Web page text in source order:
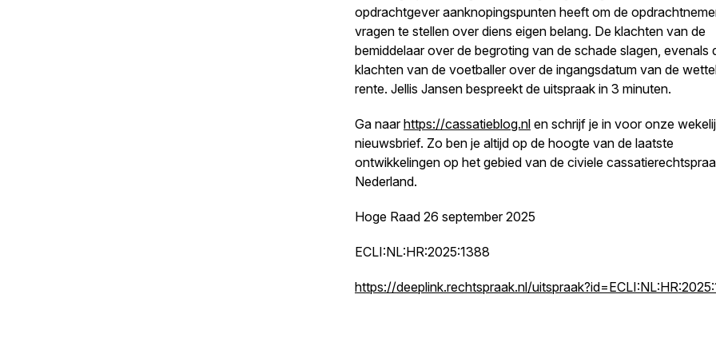
opdrachtgever aanknopingspunten heeft om de
vragen te stellen over diens eigen belang. De klachten van de
bemiddelaar over de begroting van de schade slagen, evenals
klachten van de voetballer over de ingangsdatum van de
rente. Jellis Jansen bespreekt de uitspraak in 3 minuten.
Ga naarhttps://cassatieblog.nl en schrijf je in voor onze
nieuwsbrief. Zo ben je altijd op de hoogte van de laatste
ontwikkelingen op het gebied van de civiele
Nederland.
Hoge Raad 26 september 2025
ECLI:NL:HR:2025:1388
https://deeplink.rechtspraak.nl/